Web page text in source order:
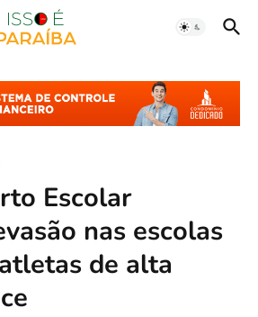
Escolar
nas escolas
de alta